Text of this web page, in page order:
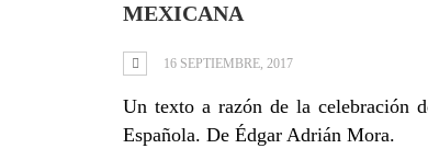
MEXICANA
16 SEPTIEMBRE, 2017
Un texto a razón de la celebración
Española. De Édgar Adrián Mora.